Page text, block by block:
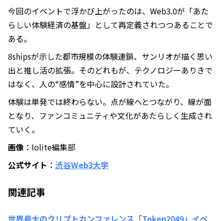
今回のイベントで浮かび上がったのは、Web3.0が「あた
らしい体験経済の基盤」として再定義されつつあることで
ある。
8shipsが示した都市規模の体験連鎖、サンリオが描く思い
出と推し活の拡張。そのどれもが、テクノロジーありきで
はなく、人の“感情”を中心に設計されていた。
体験は単発では終わらない。点が線へとつながり、線が面
となり、ファンコミュニティや文化があたらしく生成され
ていく。
画像 ：Iolite編集部
公式サイト ： 渋谷Web3大学
関連記事
世界最大のクリプトカンファレンス「Token2049」イベ